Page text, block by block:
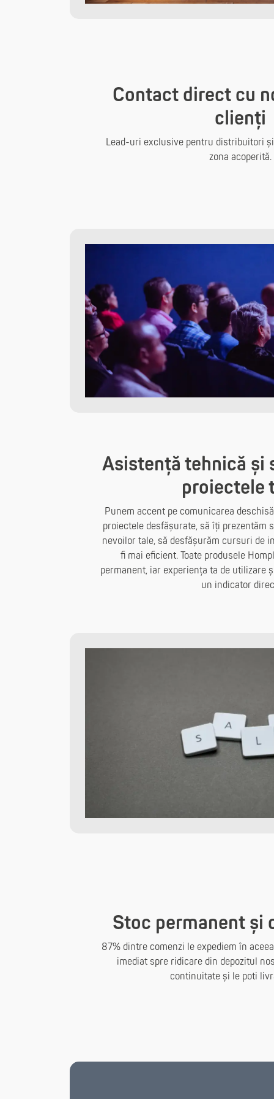
Contact direct cu
clienți
Lead-uri exclusive pentru distribuitori
zona acoperită.
Asistență tehnică și
proiectele
Punem accent pe comunicarea
proiectele desfășurate, să îți prezentăm
nevoilor tale, să desfășurăm cursuri de
fi mai eficient. Toate produsele
permanent, iar experiența ta de utilizare
un indicator
Stoc permanent și
87% dintre comenzi le expediem în
imediat spre ridicare din depozitul
continuitate și le poti